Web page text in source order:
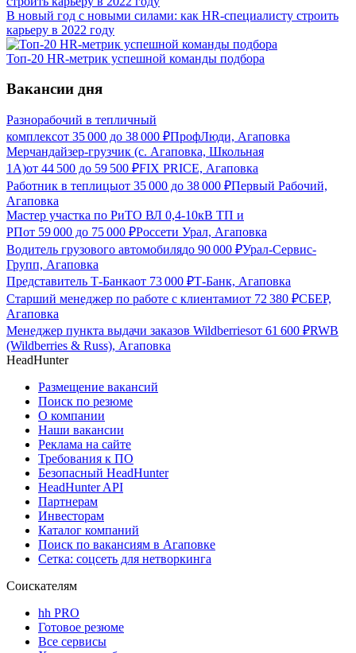
В новый год с новыми силами: как HR-специалисту строить
карьеру в 2022 году
Топ-20 HR-метрик успешной команды подбора
Вакансии дня
Разнорабочий в тепличный
комплексот 35 000 до 38 000 ₽ПрофЛюди, Агаповка
Мерчандайзер-грузчик (с. Агаповка, Школьная
1А)от 44 500 до 59 500 ₽FIX PRICE, Агаповка
Работник в теплицыот 35 000 до 38 000 ₽Первый Рабочий,
Агаповка
Мастер участка по РиТО ВЛ 0,4-10кВ ТП и
РПот 59 000 до 75 000 ₽Россети Урал, Агаповка
Водитель грузового автомобилядо 90 000 ₽Урал-Сервис-
Групп, Агаповка
Представитель Т-Банкаот 73 000 ₽Т-Банк, Агаповка
Старший менеджер по работе с клиентамиот 72 380 ₽СБЕР,
Агаповка
Менеджер пункта выдачи заказов Wildberriesот 61 600 ₽RWB
(Wildberries & Russ), Агаповка
HeadHunter
Размещение вакансий
Поиск по резюме
О компании
Наши вакансии
Реклама на сайте
Требования к ПО
Безопасный HeadHunter
HeadHunter API
Партнерам
Инвесторам
Каталог компаний
Поиск по вакансиям в Агаповке
Сетка: соцсеть для нетворкинга
Соискателям
hh PRO
Готовое резюме
Все сервисы